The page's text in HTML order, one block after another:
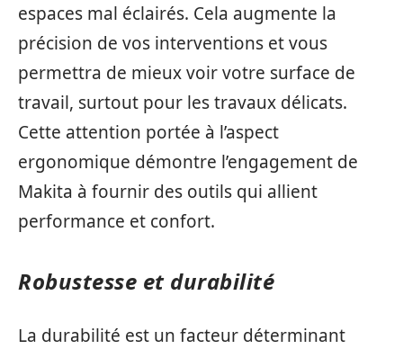
espaces mal éclairés. Cela augmente la
précision de vos interventions et vous
permettra de mieux voir votre surface de
travail, surtout pour les travaux délicats.
Cette attention portée à l’aspect
ergonomique démontre l’engagement de
Makita à fournir des outils qui allient
performance et confort.
Robustesse et durabilité
La durabilité est un facteur déterminant